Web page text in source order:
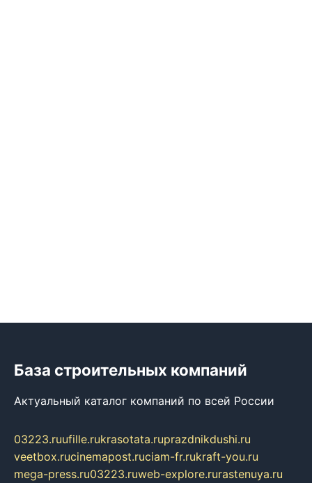
База строительных компаний
Актуальный каталог компаний по всей России
03223.ruufille.rukrasotata.ruprazdnikdushi.ru
veetbox.rucinemapost.ruciam-fr.rukraft-you.ru
mega-press.ru03223.ruweb-explore.rurastenuya.ru